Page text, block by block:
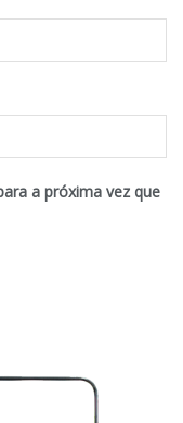
a próxima vez que